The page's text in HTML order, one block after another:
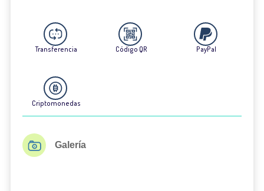
Transferencia Código QR PayPal
Criptomonedas
Galería